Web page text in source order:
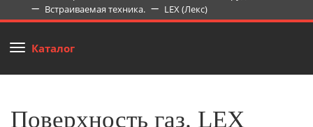
Встраиваемая техника.
LEX (Лекс)
Каталог
Поверхность газ. LEX